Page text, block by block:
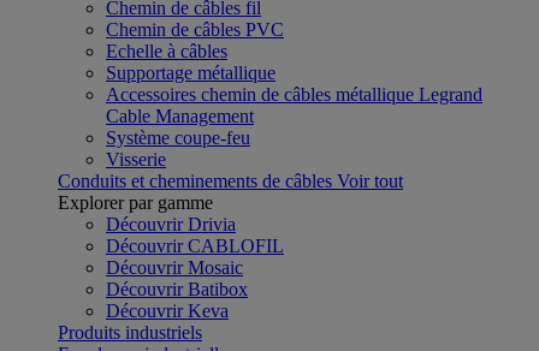
Chemin de câbles fil
Chemin de câbles PVC
Echelle à câbles
Supportage métallique
Accessoires chemin de câbles métallique Legrand
Cable Management
Système coupe-feu
Visserie
Conduits et cheminements de câbles Voir tout
Explorer par gamme
Découvrir Drivia
Découvrir CABLOFIL
Découvrir Mosaic
Découvrir Batibox
Découvrir Keva
Produits industriels